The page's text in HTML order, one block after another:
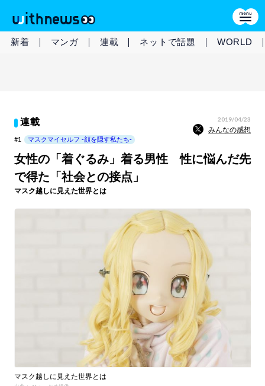
新着 マンガ 連載 ネットで話題 WORLD
連載 2019/04/23
みんなの感想
#1 マスクマイセルフ -顔を隠す私たち-
女性の「着ぐるみ」着る男性 性に悩んだ先
で得た「社会との接点」
マスク越しに見えた世界とは
マスク越しに見えた世界とは